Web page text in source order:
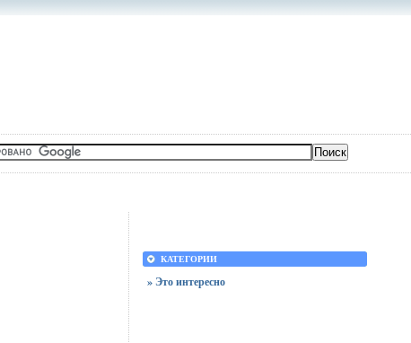
КАТЕГОРИИ
» Это интересно